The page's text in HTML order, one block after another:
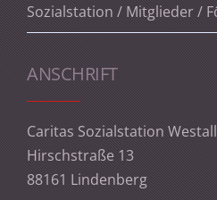
Sozialstation / Mitglieder /
ANSCHRIFT
Caritas Sozialstation
Hirschstraße 13
88161 Lindenberg